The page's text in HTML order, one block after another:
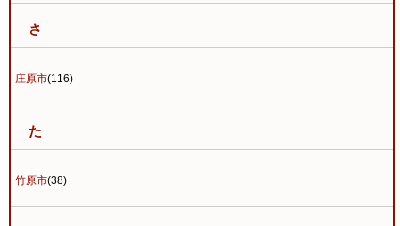
さ
庄原市(116)
た
竹原市(38)